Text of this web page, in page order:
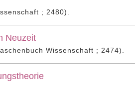
; 2480).
Neuzeit
Wissenschaft ; 2474).